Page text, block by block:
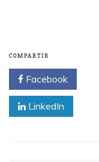
COMPARTIR
Facebook
LinkedIn